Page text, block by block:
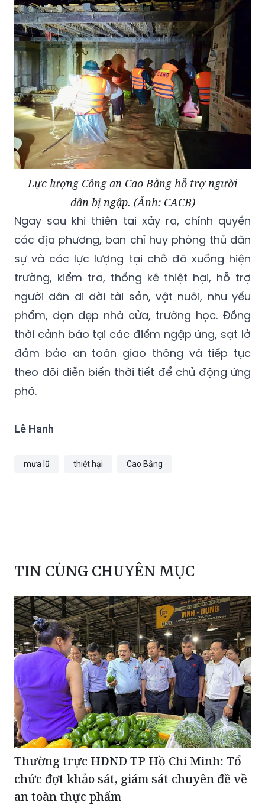
Lực lượng Công an Cao Bằng hỗ trợ người
dân bị ngập. (Ảnh: CACB)
Ngay sau khi thiên tai xảy ra, chính quyền
các địa phương, ban chỉ huy phòng thủ dân
sự và các lực lượng tại chỗ đã xuống hiện
trường, kiểm tra, thống kê thiệt hại, hỗ trợ
người dân di dời tài sản, vật nuôi, nhu yếu
phẩm, dọn dẹp nhà cửa, trường học. Đồng
thời cảnh báo tại các điểm ngập úng, sạt lở
đảm bảo an toàn giao thông và tiếp tục
theo dõi diễn biến thời tiết để chủ động ứng
phó.
Lê Hanh
mưa lũ thiệt hại Cao Bằng
TIN CÙNG CHUYÊN MỤC
Thường trực HĐND TP Hồ Chí Minh: Tổ
chức đợt khảo sát, giám sát chuyên đề về
an toàn thực phẩm